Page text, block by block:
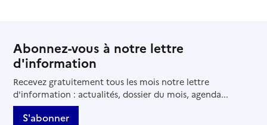
Abonnez-vous à notre lettre
d'information
Recevez gratuitement tous les mois notre lettre
d'information : actualités, dossier du mois, agenda...
S'abonner